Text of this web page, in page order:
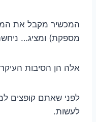
המכשיר מקבל את
מספקת) ומציג… ניחשתם
אלה הן הסיבות
לפני שאתם קופצים
לעשות.